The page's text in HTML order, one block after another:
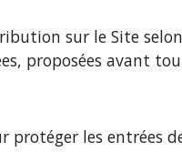
sur le Site
proposées avant
protéger les entrées